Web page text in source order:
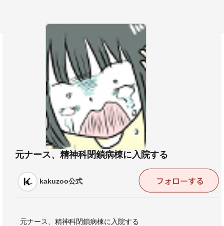
元ナース、精神科閉鎖病棟に入院する
kakuzoo公式
元ナース、精神科閉鎖病棟に入院する